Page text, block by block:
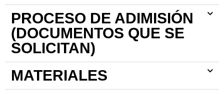
PROCESO DE ADIMISIÓN
(DOCUMENTOS QUE SE
SOLICITAN)
MATERIALES